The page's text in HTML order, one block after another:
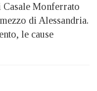
Casale Monferrato
di Alessandria.
le cause